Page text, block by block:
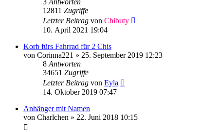
3 Antworten
12811 Zugriffe
Letzter Beitrag von Chibuty
10. April 2021 19:04
Korb fürs Fahrrad für 2 Chis
von Corinna221 » 25. September 2019 12:23
8 Antworten
34651 Zugriffe
Letzter Beitrag von Eyla
14. Oktober 2019 07:47
Anhänger mit Namen
von Charlchen » 22. Juni 2018 10:15